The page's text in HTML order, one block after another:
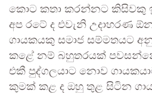
කොට කතා කරන්නට කිසිවකු
අප රටේ ද එවැනි උදාහරණ
ගායකයකු සමාජ සම්මතයට
කළේ නම් බහුතරයක්
එකී පුද්ගලයාට නොව
කුමක් කළ ද ඔහු තුළ සිටින